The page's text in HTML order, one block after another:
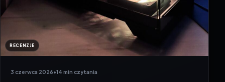
RECENZJE
3 czerwca 2026•14 min czytania